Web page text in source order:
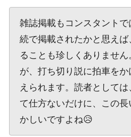
雑誌掲載もコンスタント
続で掲載されたかと思え
ることも珍しくありません
が、打ち切り説に拍車を
えられます。読者として
て仕方ないだけに、この
かしいですよね😥